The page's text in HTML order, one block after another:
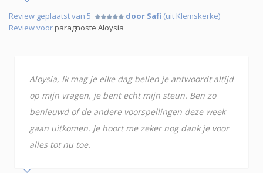
Review geplaatst van 5 door Safi (uit Klemskerke)
Review voorparagnoste Aloysia
Aloysia, Ik mag je elke dag bellen je antwoordt altijd
op mijn vragen, je bent echt mijn steun. Ben zo
benieuwd of de andere voorspellingen deze week
gaan uitkomen. Je hoort me zeker nog dank je voor
alles tot nu toe.